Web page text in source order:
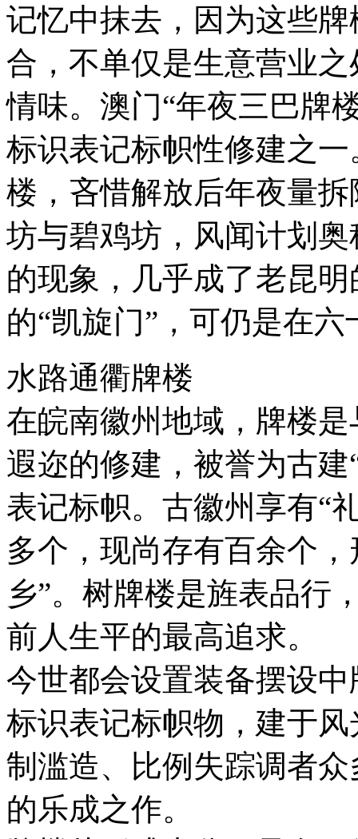
记忆中抹去，因为这些
合，不单仅是生意营业
情味。澳门“年夜三巴牌
标识表记标帜性修建之
楼，吝惜解放后年夜量
坊与碧鸡坊，风闻计划
的现象，几乎成了老昆
的“凯旋门”，可仍是在
水路通衢牌楼
在皖南徽州地域，牌楼
遐迩的修建，被誉为古
表记标帜。古徽州享有“
多个，现尚存有百余个
乡”。树牌楼是旌表品行
前人生平的最高追求。
今世都会设置装备摆设
标识表记标帜物，建于
制滥造、比例失踪调者
的乐成之作。